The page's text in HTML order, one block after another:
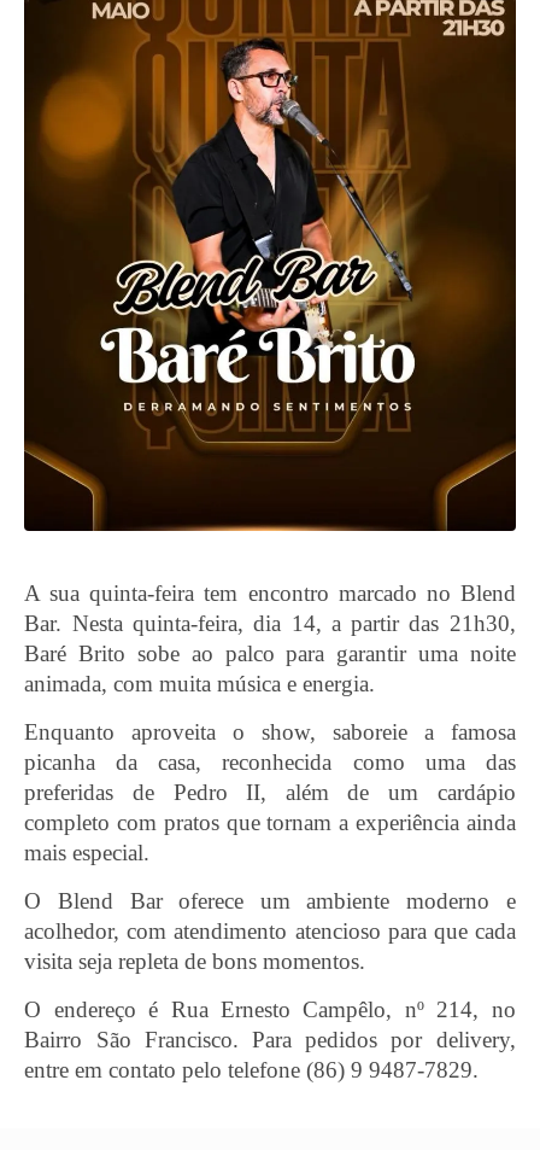
A sua quinta-feira tem encontro marcado no Blend
Bar. Nesta quinta-feira, dia 14, a partir das 21h30,
Baré Brito sobe ao palco para garantir uma noite
animada, com muita música e energia.
Enquanto aproveita o show, saboreie a famosa
picanha da casa, reconhecida como uma das
preferidas de Pedro II, além de um cardápio
completo com pratos que tornam a experiência ainda
mais especial.
O Blend Bar oferece um ambiente moderno e
acolhedor, com atendimento atencioso para que cada
visita seja repleta de bons momentos.
O endereço é Rua Ernesto Campêlo, nº 214, no
Bairro São Francisco. Para pedidos por delivery,
entre em contato pelo telefone (86) 9 9487-7829.